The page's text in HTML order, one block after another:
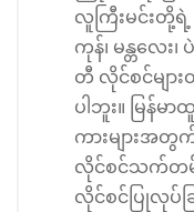
လူကြီးမင်းတို့ရဲ့
ကုန်၊ မန္တလေး၊
တီ လိုင်စင်မျာ
ပါဘူး။ မြန်
ကားများအတွ
လိုင်စင်သက်တမ်း
လိုင်စင်ပြုလုပ်ခ